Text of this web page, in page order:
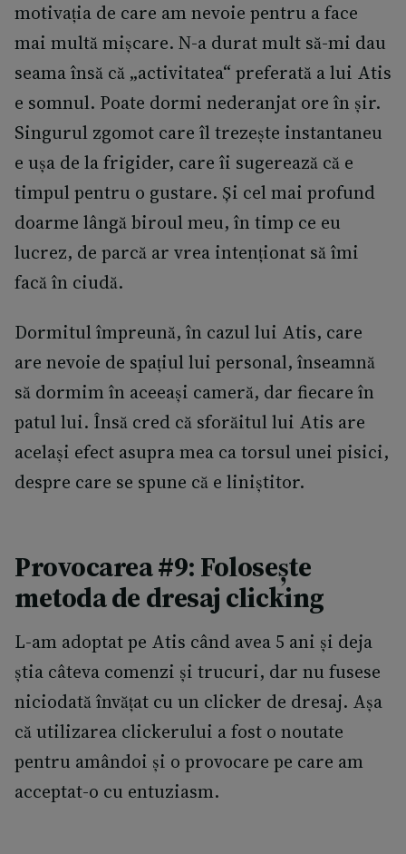
motivația de care am nevoie pentru a face
mai multă mișcare. N-a durat mult să-mi dau
seama însă că „activitatea“ preferată a lui Atis
e somnul. Poate dormi nederanjat ore în șir.
Singurul zgomot care îl trezește instantaneu
e ușa de la frigider, care îi sugerează că e
timpul pentru o gustare. Și cel mai profund
doarme lângă biroul meu, în timp ce eu
lucrez, de parcă ar vrea intenționat să îmi
facă în ciudă.
Dormitul împreună, în cazul lui Atis, care
are nevoie de spațiul lui personal, înseamnă
să dormim în aceeași cameră, dar fiecare în
patul lui. Însă cred că sforăitul lui Atis are
același efect asupra mea ca torsul unei pisici,
despre care se spune că e liniștitor.
Provocarea #9: Folosește
metoda de dresaj clicking
L-am adoptat pe Atis când avea 5 ani și deja
știa câteva comenzi și trucuri, dar nu fusese
niciodată învățat cu un clicker de dresaj. Așa
că utilizarea clickerului a fost o noutate
pentru amândoi și o provocare pe care am
acceptat-o cu entuziasm.